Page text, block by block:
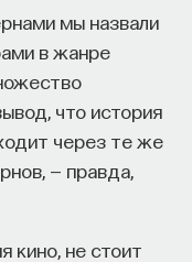
мы назвали
в жанре
что история
через те же
— правда,
кино, не стоит